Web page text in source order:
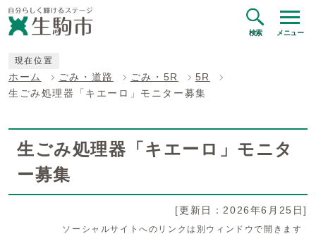
検索 メニュー
現在位置
ホーム ごみ・道路 ごみ・5R
5R
生ごみ処理器「キエーロ」モニター募集
生ごみ処理器「キエーロ」モニタ
ー募集
[更新日：2026年6月25日]
ソーシャルサイトへのリンクは別ウィンドウで開きます